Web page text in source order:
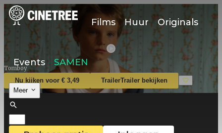
Films Huur Originals
Events SAMEN
Meer
Tomboy
Nu kijken voor € 3,49 TrailerTrailer bekijken